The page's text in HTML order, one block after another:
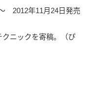
2012年11月24日発売
クニックを寄稿。（ぴ